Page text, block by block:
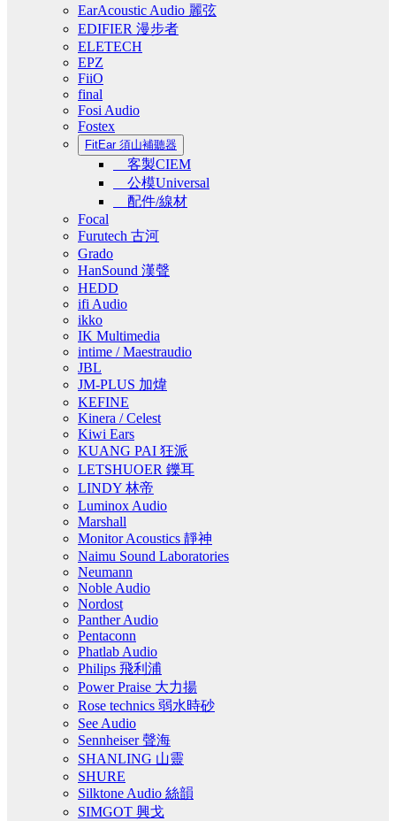
EarAcoustic Audio 麗弦
EDIFIER 漫步者
ELETECH
EPZ
FiiO
final
Fosi Audio
Fostex
FitEar 須山補聽器
客製CIEM
公模Universal
配件/線材
Focal
Furutech 古河
Grado
HanSound 漢聲
HEDD
ifi Audio
ikko
IK Multimedia
intime / Maestraudio
JBL
JM-PLUS 加煒
KEFINE
Kinera / Celest
Kiwi Ears
KUANG PAI 狂派
LETSHUOER 鑠耳
LINDY 林帝
Luminox Audio
Marshall
Monitor Acoustics 靜神
Naimu Sound Laboratories
Neumann
Noble Audio
Nordost
Panther Audio
Pentaconn
Phatlab Audio
Philips 飛利浦
Power Praise 大力揚
Rose technics 弱水時砂
See Audio
Sennheiser 聲海
SHANLING 山靈
SHURE
Silktone Audio 絲韻
SIMGOT 興戈